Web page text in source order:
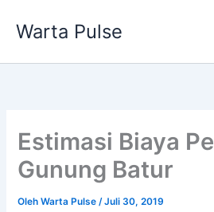
Warta Pulse
Estimasi Biaya
Gunung Batur
OlehWarta Pulse/Juli 30, 2019